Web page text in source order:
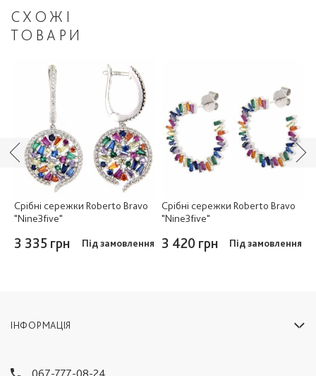
СХОЖІ
ТОВАРИ
Срібні сережки Roberto Bravo
"Nine3five"
3 335 грн Під замовлення
Срібні сережки Roberto Bravo
"Nine3five"
3 420 грн Під замовлення
ІНФОРМАЦІЯ
067-777-08-24